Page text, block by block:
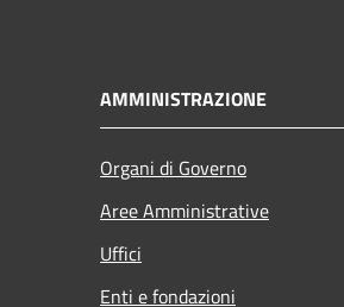
AMMINISTRAZIONE
Organi di Governo
Aree Amministrative
Uffici
Enti e fondazioni